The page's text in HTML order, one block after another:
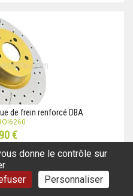
de frein renforcé DBA
€
donne le contrôle sur
Personnaliser